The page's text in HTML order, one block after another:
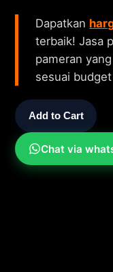
Dapatkan
terbaik! Jasa
pameran
sesuai
Add to Cart
Chat via